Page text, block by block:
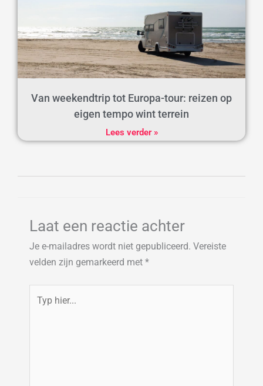
Van weekendtrip tot Europa-tour: reizen op
eigen tempo wint terrein
Lees verder »
Laat een reactie achter
Je e-mailadres wordt niet gepubliceerd. Vereiste
velden zijn gemarkeerd met *
hier...